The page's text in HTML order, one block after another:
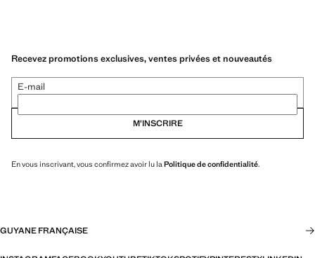
Recevez promotions exclusives, ventes privées et nouveautés
E-mail
M’INSCRIRE
En vous inscrivant, vous confirmez avoir lu la Politique de confidentialité.
GUYANE FRANÇAISE